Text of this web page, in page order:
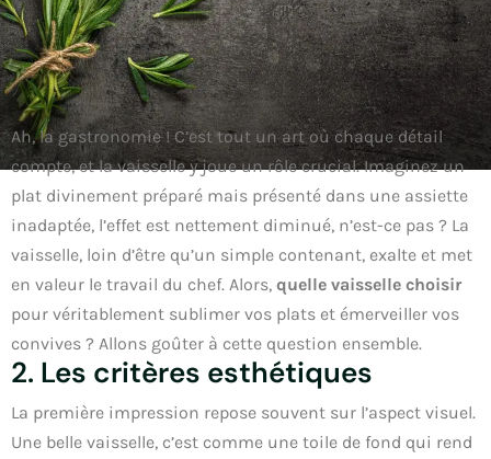
Ah, la gastronomie ! C’est tout un art où chaque détail
compte, et la vaisselle y joue un rôle crucial. Imaginez un
plat divinement préparé mais présenté dans une assiette
inadaptée, l’effet est nettement diminué, n’est-ce pas ? La
vaisselle, loin d’être qu’un simple contenant, exalte et met
en valeur le travail du chef. Alors, quelle vaisselle choisir
pour véritablement sublimer vos plats et émerveiller vos
convives ? Allons goûter à cette question ensemble.
2. Les critères esthétiques
La première impression repose souvent sur l’aspect visuel.
Une belle vaisselle, c’est comme une toile de fond qui rend